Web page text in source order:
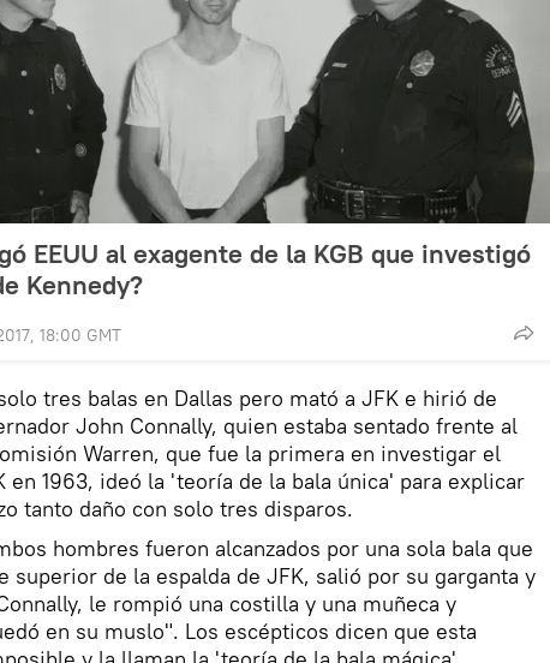
EEUU al exagente de la KGB que investigó
Kennedy?
18:00 GMT
tres balas en Dallas pero mató a JFK e hirió de
John Connally, quien estaba sentado frente al
Warren, que fue la primera en investigar el
en 1963, ideó la 'teoría de la bala única' para explicar
tanto daño con solo tres disparos.
hombres fueron alcanzados por una sola bala que
superior de la espalda de JFK, salió por su garganta y
le rompió una costilla y una muñeca y
en su muslo". Los escépticos dicen que esta